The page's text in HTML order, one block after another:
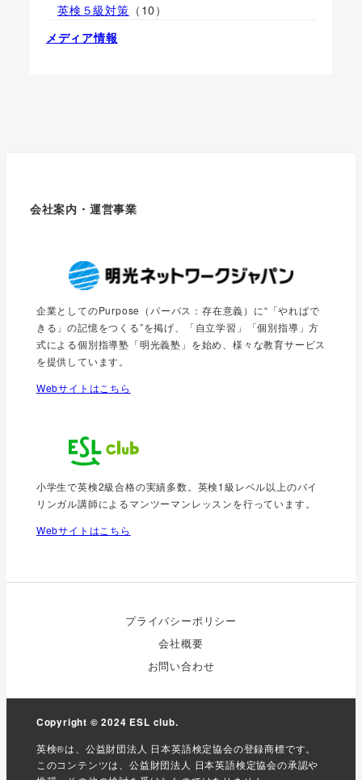
英検５級対策 （10）
メディア情報
会社案内・運営事業
企業としてのPurpose（パーパス：存在意義）に“「やればで
きる」の記憶をつくる”を掲げ、「自立学習」「個別指導」方
式による個別指導塾「明光義塾」を始め、様々な教育サービス
を提供しています。
Webサイトはこちら
小学生で英検2級合格の実績多数。英検1級レベル以上のバイ
リンガル講師によるマンツーマンレッスンを行っています。
Webサイトはこちら
プライバシーポリシー
会社概要
お問い合わせ
Copyright © 2024 ESL club.
英検®は、公益財団法人 日本英語検定協会の登録商標です。
このコンテンツは、公益財団法人 日本英語検定協会の承認や